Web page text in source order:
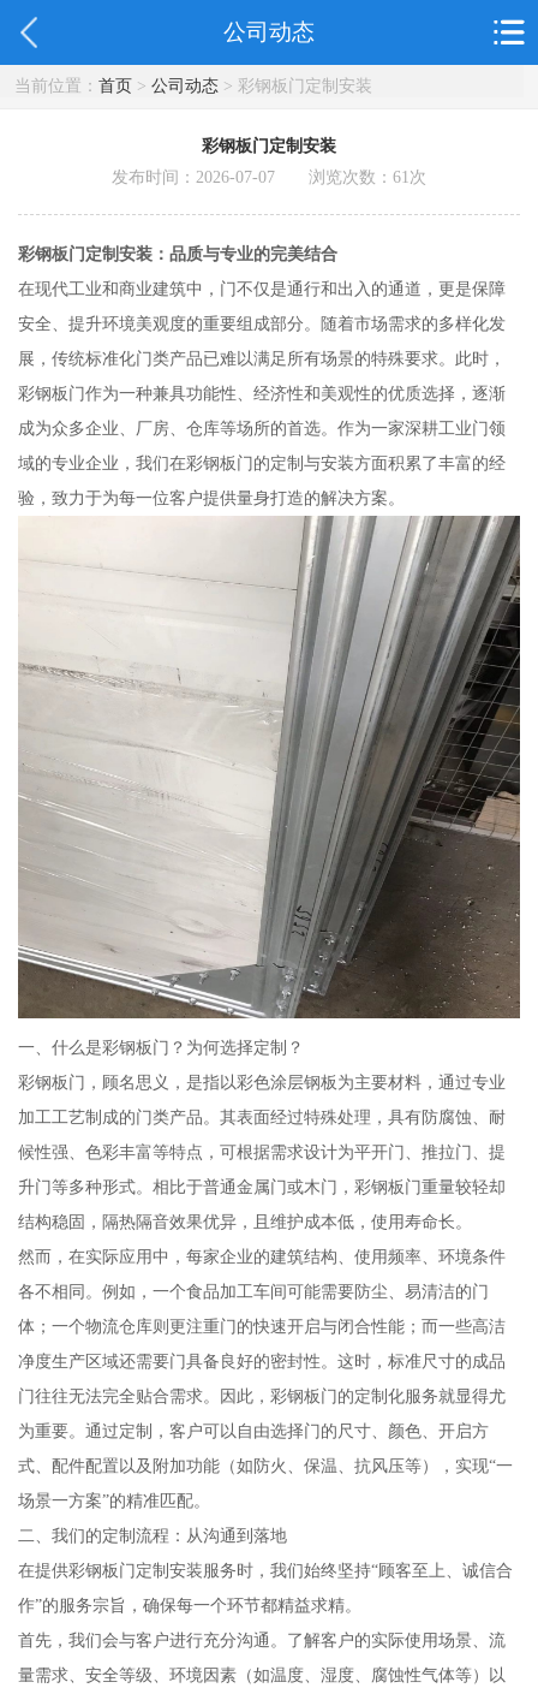
公司动态
当前位置： 首页> 公司动态> 彩钢板门定制安装
彩钢板门定制安装
发布时间：2026-07-07 浏览次数： 61次
彩钢板门定制安装：品质与专业的完美结合
在现代工业和商业建筑中，门不仅是通行和出入的通道，更是保障
安全、提升环境美观度的重要组成部分。随着市场需求的多样化发
展，传统标准化门类产品已难以满足所有场景的特殊要求。此时，
彩钢板门作为一种兼具功能性、经济性和美观性的优质选择，逐渐
成为众多企业、厂房、仓库等场所的首选。作为一家深耕工业门领
域的专业企业，我们在彩钢板门的定制与安装方面积累了丰富的经
验，致力于为每一位客户提供量身打造的解决方案。
一、什么是彩钢板门？为何选择定制？
彩钢板门，顾名思义，是指以彩色涂层钢板为主要材料，通过专业
加工工艺制成的门类产品。其表面经过特殊处理，具有防腐蚀、耐
候性强、色彩丰富等特点，可根据需求设计为平开门、推拉门、提
升门等多种形式。相比于普通金属门或木门，彩钢板门重量较轻却
结构稳固，隔热隔音效果优异，且维护成本低，使用寿命长。
然而，在实际应用中，每家企业的建筑结构、使用频率、环境条件
各不相同。例如，一个食品加工车间可能需要防尘、易清洁的门
体；一个物流仓库则更注重门的快速开启与闭合性能；而一些高洁
净度生产区域还需要门具备良好的密封性。这时，标准尺寸的成品
门往往无法完全贴合需求。因此，彩钢板门的定制化服务就显得尤
为重要。通过定制，客户可以自由选择门的尺寸、颜色、开启方
式、配件配置以及附加功能（如防火、保温、抗风压等），实现“一
场景一方案”的精准匹配。
二、我们的定制流程：从沟通到落地
在提供彩钢板门定制安装服务时，我们始终坚持“顾客至上、诚信合
作”的服务宗旨，确保每一个环节都精益求精。
首先，我们会与客户进行充分沟通。了解客户的实际使用场景、流
量需求、安全等级、环境因素（如温度、湿度、腐蚀性气体等）以